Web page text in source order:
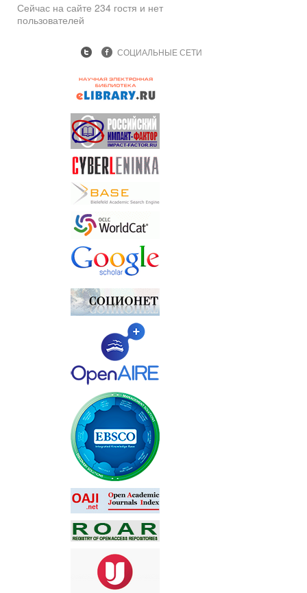
Сейчас на сайте 234 гостя и нет
пользователей
СОЦИАЛЬНЫЕ СЕТИ